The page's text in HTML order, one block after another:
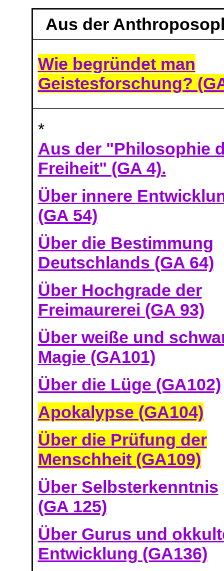
Aus der
Wie begründet man
Geistesforschung?
*
Aus der "Philosophie
Freiheit" (GA 4).
Über innere
(GA 54)
Über die Bestimmung
Deutschlands (GA 64)
Über Hochgrade der
Freimaurerei (GA 93)
Über weiße und
Magie (GA101)
Über die Lüge (GA102)
Apokalypse (GA104)
Über die Prüfung der
Menschheit (GA109)
Über Selbsterkenntnis
(GA 125)
Über Gurus und
Entwicklung (GA136)